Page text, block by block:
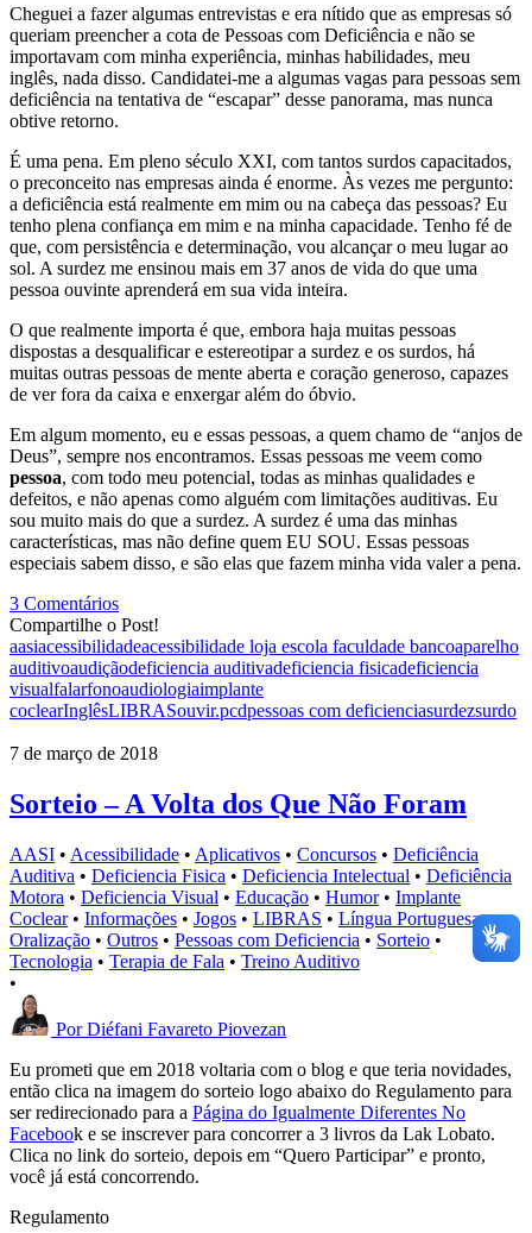
Cheguei a fazer algumas entrevistas e era nítido que as empresas só
queriam preencher a cota de Pessoas com Deficiência e não se
importavam com minha experiência, minhas habilidades, meu
inglês, nada disso. Candidatei-me a algumas vagas para pessoas sem
deficiência na tentativa de “escapar” desse panorama, mas nunca
obtive retorno.
É uma pena. Em pleno século XXI, com tantos surdos capacitados,
o preconceito nas empresas ainda é enorme. Às vezes me pergunto:
a deficiência está realmente em mim ou na cabeça das pessoas? Eu
tenho plena confiança em mim e na minha capacidade. Tenho fé de
que, com persistência e determinação, vou alcançar o meu lugar ao
sol. A surdez me ensinou mais em 37 anos de vida do que uma
pessoa ouvinte aprenderá em sua vida inteira.
O que realmente importa é que, embora haja muitas pessoas
dispostas a desqualificar e estereotipar a surdez e os surdos, há
muitas outras pessoas de mente aberta e coração generoso, capazes
de ver fora da caixa e enxergar além do óbvio.
Em algum momento, eu e essas pessoas, a quem chamo de “anjos de
Deus”, sempre nos encontramos. Essas pessoas me veem como
pessoa, com todo meu potencial, todas as minhas qualidades e
defeitos, e não apenas como alguém com limitações auditivas. Eu
sou muito mais do que a surdez. A surdez é uma das minhas
características, mas não define quem EU SOU. Essas pessoas
especiais sabem disso, e são elas que fazem minha vida valer a pena.
3 Comentários
Compartilhe o Post!
aasiacessibilidadeacessibilidade loja escola faculdade bancoaparelho
auditivoaudiçãodeficiencia auditivadeficiencia fisicadeficiencia
visualfalarfonoaudiologiaimplante
coclearInglêsLIBRASouvir.pcdpessoas com deficienciasurdezsurdo
7 de março de 2018
Sorteio – A Volta dos Que Não Foram
AASI • Acessibilidade • Aplicativos • Concursos • Deficiência
Auditiva • Deficiencia Fisica • Deficiencia Intelectual • Deficiência
Motora • Deficiencia Visual • Educação • Humor • Implante
Coclear • Informações • Jogos • LIBRAS • Língua Portuguesa •
Oralização • Outros • Pessoas com Deficiencia • Sorteio •
Tecnologia • Terapia de Fala • Treino Auditivo
•
Por Diéfani Favareto Piovezan
Eu prometi que em 2018 voltaria com o blog e que teria novidades,
então clica na imagem do sorteio logo abaixo do Regulamento para
ser redirecionado para a Página do Igualmente Diferentes No
Facebook e se inscrever para concorrer a 3 livros da Lak Lobato.
Clica no link do sorteio, depois em “Quero Participar” e pronto,
você já está concorrendo.
Regulamento